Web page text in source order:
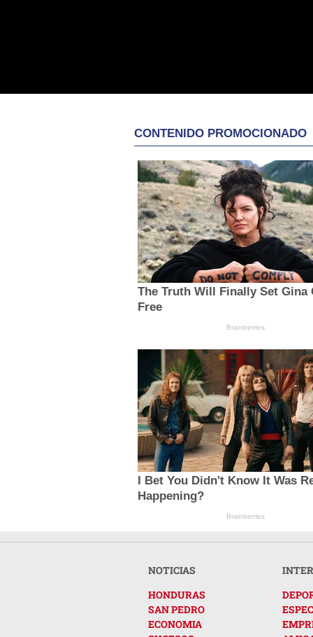
CONTENIDO PROMOCIONADO
The Truth Will Finally Set Gina
Free
Brainberries
I Bet You Didn't Know It Was
Happening?
Brainberries
NOTICIAS
HONDURAS
SAN PEDRO
ECONOMIA